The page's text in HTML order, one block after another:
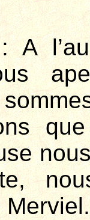
Merviel.